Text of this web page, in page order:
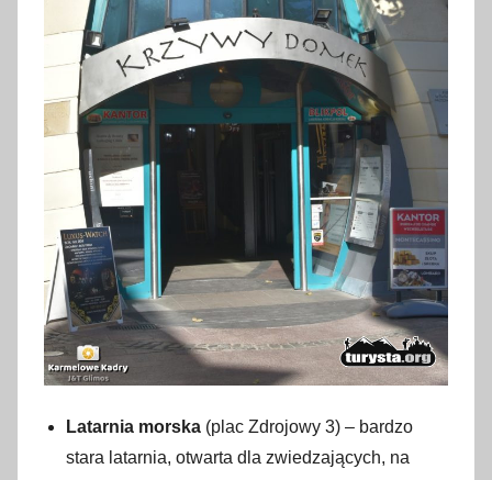
Latarnia morska (plac Zdrojowy 3) – bardzo
stara latarnia, otwarta dla zwiedzających, na